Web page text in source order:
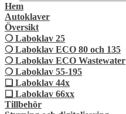
Hem
Autoklaver
Översikt
❍ Laboklav 25
❍ Laboklav ECO 80 och 135
❍ Laboklav ECO Wastewater
❍ Laboklav 55-195
❏ Laboklav 44x
❏ Laboklav 66xx
Tillbehör